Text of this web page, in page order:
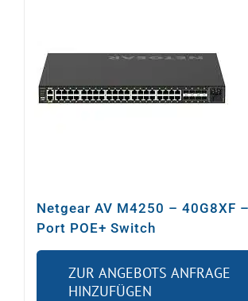
Netgear AV M4250 – 40G8XF
Port POE+ Switch
ZUR ANGEBOTS ANFRAGE
HINZUFÜGEN